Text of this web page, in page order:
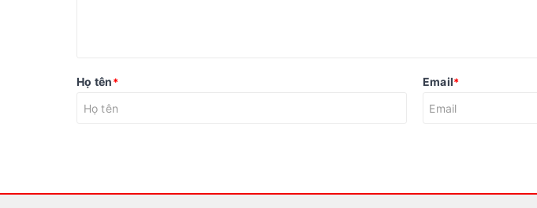
Họ tên* Email*